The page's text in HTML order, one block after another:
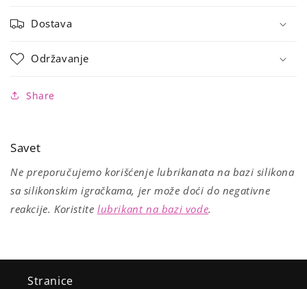
Dostava
Održavanje
Share
Savet
Ne preporučujemo korišćenje lubrikanata na bazi silikona
sa silikonskim igračkama, jer može doći do negativne
reakcije. Koristite lubrikant na bazi vode.
Stranice